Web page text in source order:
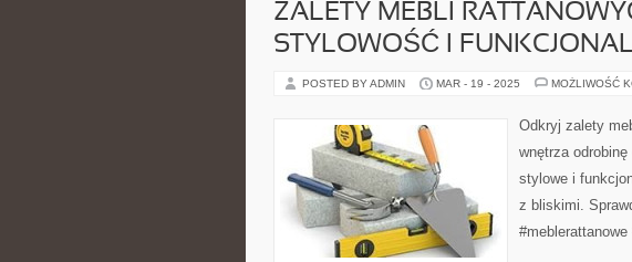
ZALETY MEBLI
STYLOWOŚĆ I
POSTED BY ADMIN MAR - 19 - 2025 MOŻLIWOŚĆ
Odkryj zalety
wnętrza
stylowe i
z bliskimi.